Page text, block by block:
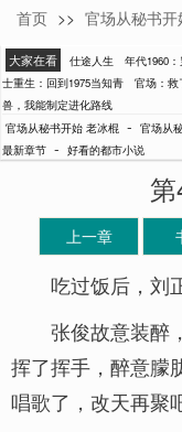
老冰棍
首页 >> 官场从秘书开
大家在看 仕途人生 年代1960
士重生：回到1975当知青
官场：救
兽，我能制定进化路线
官场从秘书开始 老冰棍 - 官场从
最新章节 - 好看的都市小说
上一章
吃过饭后，刘
张俊故意装醉
挥了挥手，醉意朦
唱歌了，改天再聚